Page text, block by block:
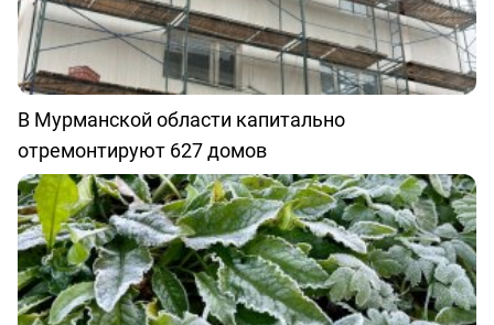
В Мурманской области капитально
отремонтируют 627 домов